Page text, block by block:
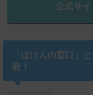
公式サ
「ほけんの窓口」
較！